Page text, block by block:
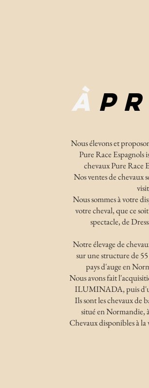
À
Nous élevons et
Pure Race Espagnols
chevaux Pure Race
Nos ventes de chevaux
Nous sommes à votre
votre cheval, que ce
spectacle, de
Notre élevage de
sur une structure de
pays d'auge en
Nous avons fait
ILUMINADA, puis
Ils sont les chevaux de
situé en Normandie,
Chevaux disponibles à